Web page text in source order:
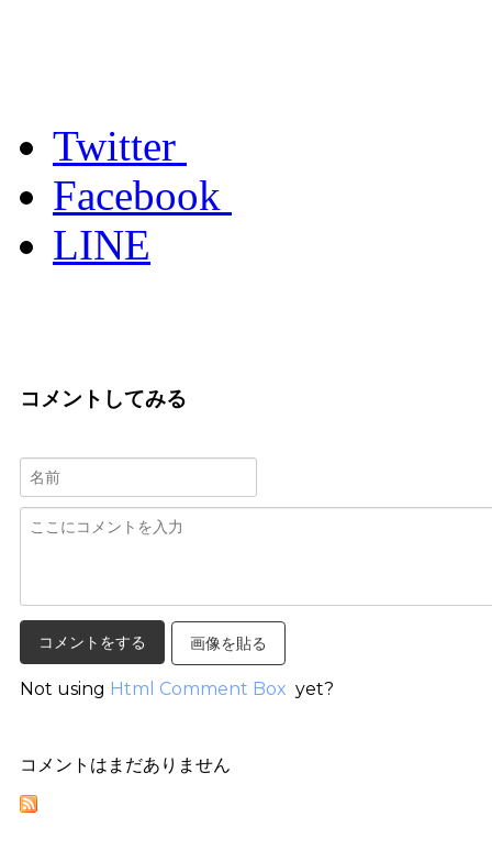
Twitter
Facebook
LINE
コメントしてみる
画像を貼る
Not using Html Comment Box yet?
コメントはまだありません